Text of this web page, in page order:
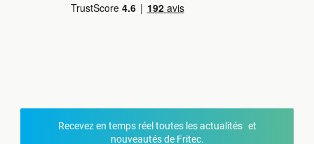
Recevez en temps réel toutes les actualités et
nouveautés de Fritec.